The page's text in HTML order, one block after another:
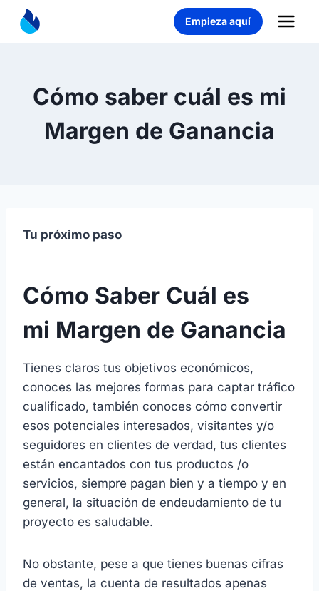
Saltar
Empieza aquí
Cómo saber cuál es mi
Margen de Ganancia
Tu próximo paso
Cómo Saber Cuál es
mi Margen de Ganancia
Tienes claros tus objetivos económicos,
conoces las mejores formas para captar tráfico
cualificado, también conoces cómo convertir
esos potenciales interesados, visitantes y/o
seguidores en clientes de verdad, tus clientes
están encantados con tus productos /o
servicios, siempre pagan bien y a tiempo y en
general, la situación de endeudamiento de tu
proyecto es saludable.
No obstante, pese a que tienes buenas cifras
de ventas, la cuenta de resultados apenas